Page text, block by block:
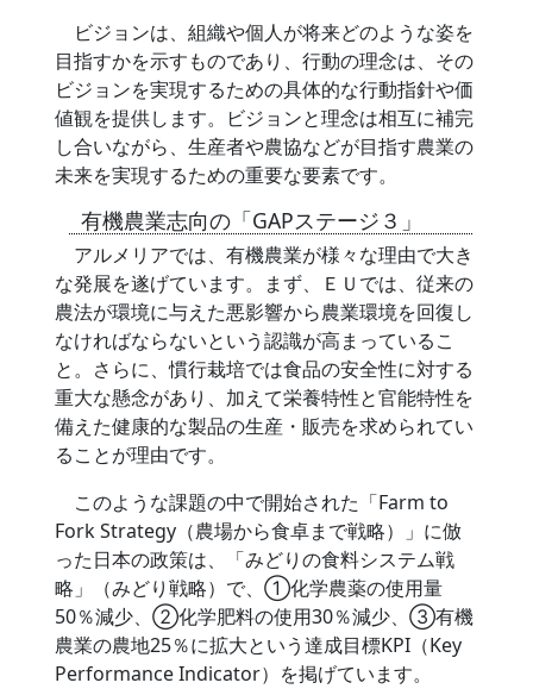
ビジョンは、組織や個人が将来どのような姿を
目指すかを示すものであり、行動の理念は、その
ビジョンを実現するための具体的な行動指針や価
値観を提供します。ビジョンと理念は相互に補完
し合いながら、生産者や農協などが目指す農業の
未来を実現するための重要な要素です。
有機農業志向の「GAPステージ３」
アルメリアでは、有機農業が様々な理由で大き
な発展を遂げています。まず、ＥＵでは、従来の
農法が環境に与えた悪影響から農業環境を回復し
なければならないという認識が高まっているこ
と。さらに、慣行栽培では食品の安全性に対する
重大な懸念があり、加えて栄養特性と官能特性を
備えた健康的な製品の生産・販売を求められてい
ることが理由です。
このような課題の中で開始された「Farm to
Fork Strategy（農場から食卓まで戦略）」に倣
った日本の政策は、「みどりの食料システム戦
略」（みどり戦略）で、①化学農薬の使用量
50％減少、②化学肥料の使用30％減少、③有機
農業の農地25％に拡大という達成目標KPI（Key
Performance Indicator）を掲げています。